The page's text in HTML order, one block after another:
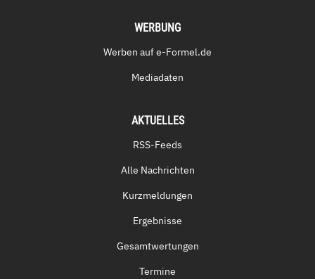
WERBUNG
Werben auf e-Formel.de
Mediadaten
AKTUELLES
RSS-Feeds
Alle Nachrichten
Kurzmeldungen
Ergebnisse
Gesamtwertungen
Termine